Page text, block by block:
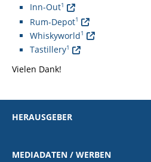
Inn-Out1
Rum-Depot1
Whiskyworld1
Tastillery1
Vielen Dank!
HERAUSGEBER
MEDIADATEN / WERBEN